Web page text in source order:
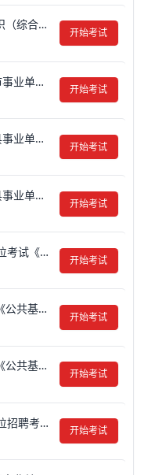
2012年山东省德州市《公共基础知识（综合类）》真题试卷及答案【含解析】（部分）
开始考试
2020年1月16日山东省德州市乐陵市事业单位考试真题试卷及答案【含解析】
开始考试
2020年1月18日山东省德州市宁津县事业单位考试真题试卷及答案【含解析】
开始考试
2019年11月6日山东省德州市平原县事业单位考试《公共基础知识》真题试卷及答案【含解析】
开始考试
2017年4月8日山东省齐河县事业单位考试《公共基础知识》真题试卷及答案【含解析】（部分）
开始考试
2013年山东省威海市事业单位考试《公共基础知识》真题试卷及答案【含解析】（部分）
开始考试
2013年山东省泰安市事业单位考试《公共基础知识》真题试卷及答案【含解析】（部分）
开始考试
2019年9月8日山东省泰安市事业单位招聘考试（综合类）试真题试卷及答案【含解析】
开始考试